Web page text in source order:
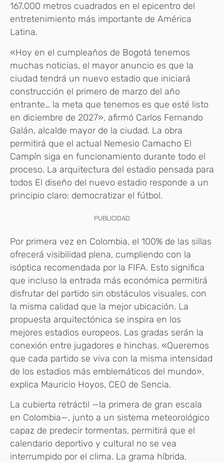
167.000 metros cuadrados en el epicentro del
entretenimiento más importante de América
Latina.
«Hoy en el cumpleaños de Bogotá tenemos
muchas noticias, el mayor anuncio es que la
ciudad tendrá un nuevo estadio que iniciará
construcción el primero de marzo del año
entrante… la meta que tenemos es que esté listo
en diciembre de 2027», afirmó Carlos Fernando
Galán, alcalde mayor de la ciudad. La obra
permitirá que el actual Nemesio Camacho El
Campín siga en funcionamiento durante todo el
proceso. La arquitectura del estadio pensada para
todos El diseño del nuevo estadio responde a un
principio claro: democratizar el fútbol.
PUBLICIDAD
Por primera vez en Colombia, el 100% de las sillas
ofrecerá visibilidad plena, cumpliendo con la
isóptica recomendada por la FIFA. Esto significa
que incluso la entrada más económica permitirá
disfrutar del partido sin obstáculos visuales, con
la misma calidad que la mejor ubicación. La
propuesta arquitectónica se inspira en los
mejores estadios europeos. Las gradas serán la
conexión entre jugadores e hinchas. «Queremos
que cada partido se viva con la misma intensidad
de los estadios más emblemáticos del mundo»,
explica Mauricio Hoyos, CEO de Sencia.
La cubierta retráctil —la primera de gran escala
en Colombia—, junto a un sistema meteorológico
capaz de predecir tormentas, permitirá que el
calendario deportivo y cultural no se vea
interrumpido por el clima. La grama híbrida,